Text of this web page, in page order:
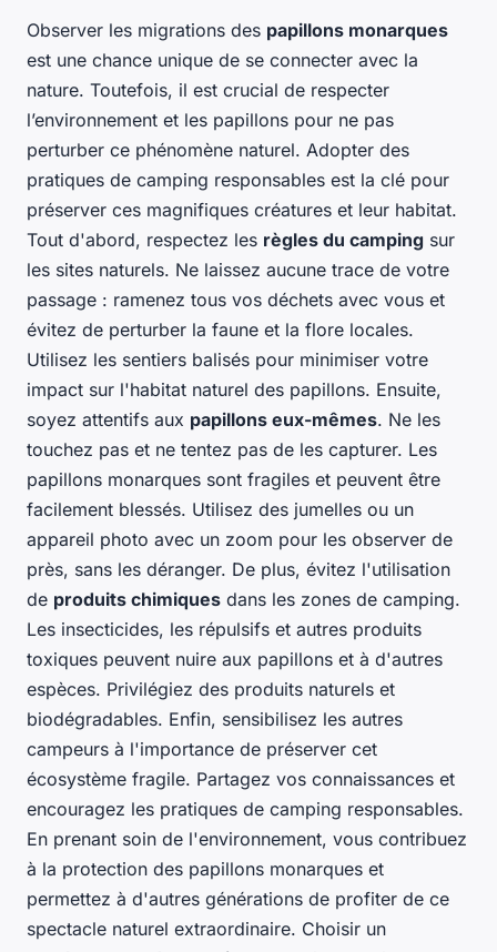
Observer les migrations des papillons monarques
est une chance unique de se connecter avec la
nature. Toutefois, il est crucial de respecter
l’environnement et les papillons pour ne pas
perturber ce phénomène naturel. Adopter des
pratiques de camping responsables est la clé pour
préserver ces magnifiques créatures et leur habitat.
Tout d'abord, respectez les règles du camping sur
les sites naturels. Ne laissez aucune trace de votre
passage : ramenez tous vos déchets avec vous et
évitez de perturber la faune et la flore locales.
Utilisez les sentiers balisés pour minimiser votre
impact sur l'habitat naturel des papillons. Ensuite,
soyez attentifs aux papillons eux-mêmes. Ne les
touchez pas et ne tentez pas de les capturer. Les
papillons monarques sont fragiles et peuvent être
facilement blessés. Utilisez des jumelles ou un
appareil photo avec un zoom pour les observer de
près, sans les déranger. De plus, évitez l'utilisation
de produits chimiques dans les zones de camping.
Les insecticides, les répulsifs et autres produits
toxiques peuvent nuire aux papillons et à d'autres
espèces. Privilégiez des produits naturels et
biodégradables. Enfin, sensibilisez les autres
campeurs à l'importance de préserver cet
écosystème fragile. Partagez vos connaissances et
encouragez les pratiques de camping responsables.
En prenant soin de l'environnement, vous contribuez
à la protection des papillons monarques et
permettez à d'autres générations de profiter de ce
spectacle naturel extraordinaire. Choisir un